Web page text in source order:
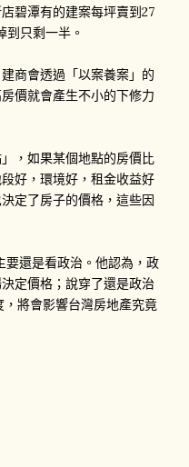
碧潭有的建案每坪賣到27
到只剩一半。
商會透過「以案養案」的
價就會產生不小的下修力
，如果某個地點的房價比
好，環境好，租金收益好
定了房子的價格，這些因
還是看政治。他認為，政
定價格；說穿了還是政治
將會影響台灣房地產究竟